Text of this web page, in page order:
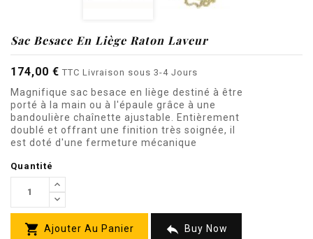
Sac Besace En Liège Raton Laveur
174,00 € TTC Livraison sous 3-4 Jours
Magnifique sac besace en liège destiné à être
porté à la main ou à l'épaule grâce à une
bandoulière chaînette ajustable. Entièrement
doublé et offrant une finition très soignée, il
est doté d'une fermeture mécanique
Quantité
 Ajouter Au Panier  Buy Now